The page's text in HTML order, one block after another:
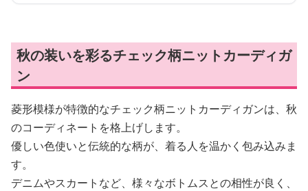
秋の装いを彩るチェック柄ニットカーディガ
ン
菱形模様が特徴的なチェック柄ニットカーディガンは、秋
のコーディネートを格上げします。
優しい色使いと伝統的な柄が、着る人を温かく包み込みま
す。
デニムやスカートなど、様々なボトムスとの相性が良く、